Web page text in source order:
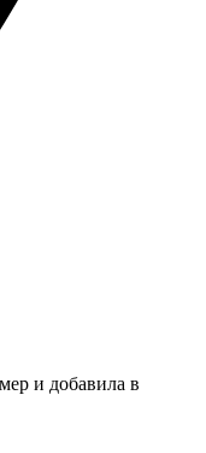
и добавила в